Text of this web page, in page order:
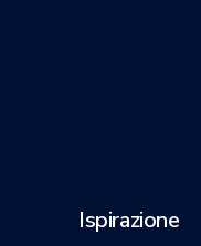
Ispirazione